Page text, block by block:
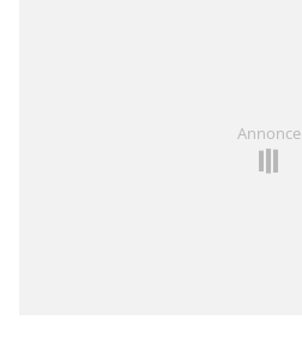
Annonce